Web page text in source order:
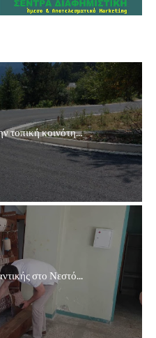
τοπική κοινότη...
στο Νεστό...